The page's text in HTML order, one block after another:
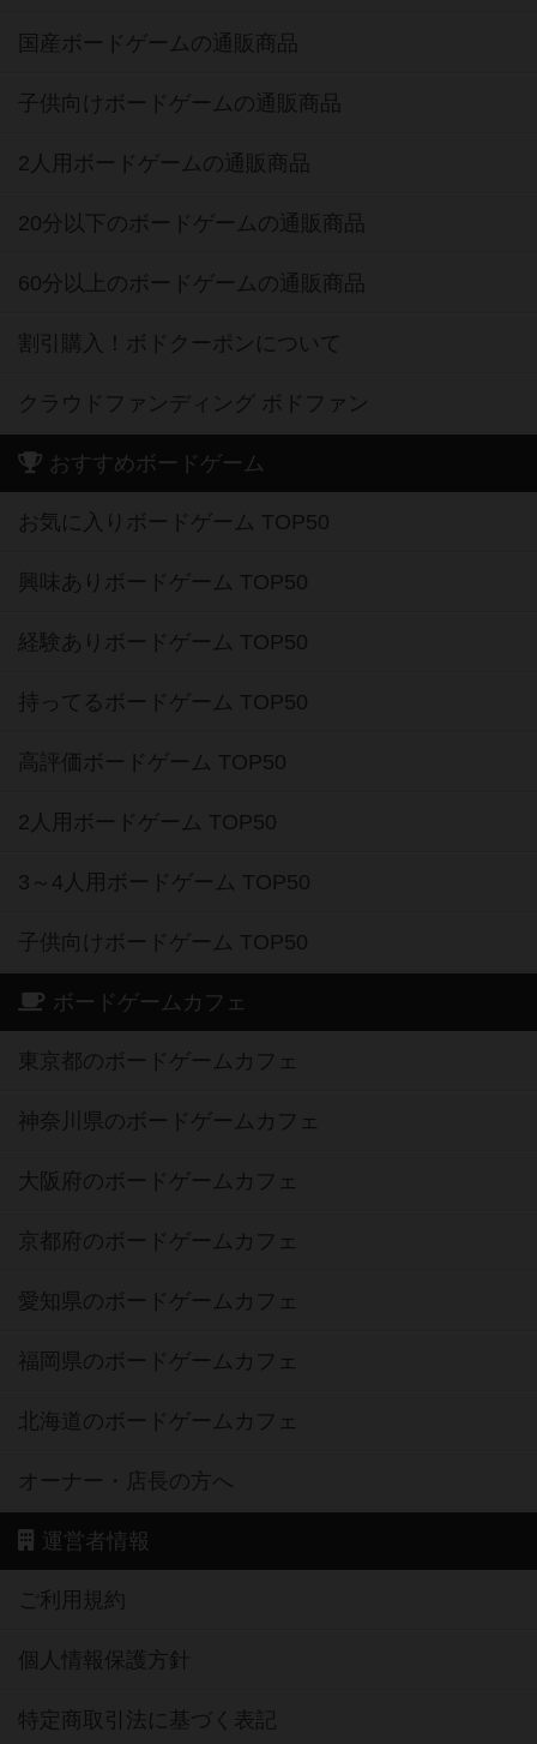
国産ボードゲームの通販商品
子供向けボードゲームの通販商品
2人用ボードゲームの通販商品
20分以下のボードゲームの通販商品
60分以上のボードゲームの通販商品
割引購入！ボドクーポンについて
クラウドファンディング ボドファン
おすすめボードゲーム
お気に入りボードゲーム TOP50
興味ありボードゲーム TOP50
経験ありボードゲーム TOP50
持ってるボードゲーム TOP50
高評価ボードゲーム TOP50
2人用ボードゲーム TOP50
3～4人用ボードゲーム TOP50
子供向けボードゲーム TOP50
ボードゲームカフェ
東京都のボードゲームカフェ
神奈川県のボードゲームカフェ
大阪府のボードゲームカフェ
京都府のボードゲームカフェ
愛知県のボードゲームカフェ
福岡県のボードゲームカフェ
北海道のボードゲームカフェ
オーナー・店長の方へ
運営者情報
ご利用規約
個人情報保護方針
特定商取引法に基づく表記